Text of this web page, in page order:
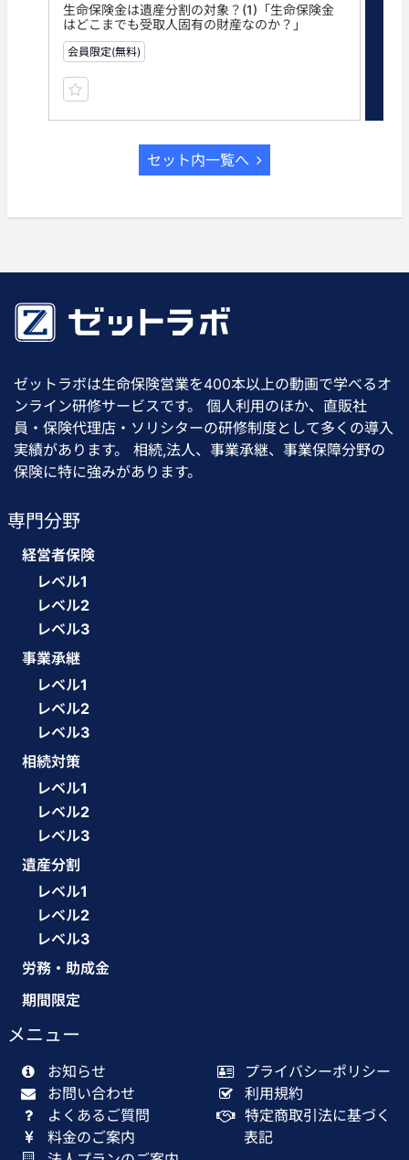
生命保険金は遺産分割の対象？(1)「生命保険金
はどこまでも受取人固有の財産なのか？」
会員限定(無料)
セット内一覧へ
ゼットラボは生命保険営業を400本以上の動画で学べるオ
ンライン研修サービスです。 個人利用のほか、直販社
員・保険代理店・ソリシターの研修制度として多くの導入
実績があります。 相続,法人、事業承継、事業保障分野の
保険に特に強みがあります。
専門分野
経営者保険
レベル1
レベル2
レベル3
事業承継
レベル1
レベル2
レベル3
相続対策
レベル1
レベル2
レベル3
遺産分割
レベル1
レベル2
レベル3
労務・助成金
期間限定
メニュー
お知らせ
お問い合わせ
よくあるご質問
料金のご案内
プライバシーポリシー
利用規約
特定商取引法に基づく
表記